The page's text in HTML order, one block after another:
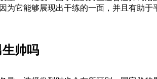
为它能够展现出干练的一面，并且有助
生帅吗